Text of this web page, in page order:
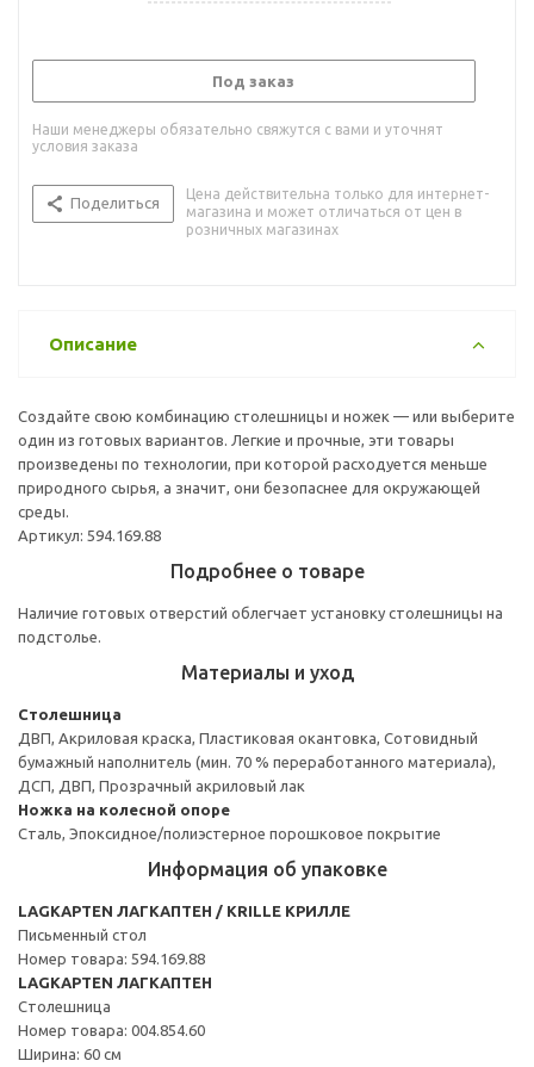
Под заказ
Наши менеджеры обязательно свяжутся с вами и уточнят
условия заказа
Поделиться
Цена действительна только для интернет-
магазина и может отличаться от цен в
розничных магазинах
Описание
Создайте свою комбинацию столешницы и ножек — или выберите
один из готовых вариантов. Легкие и прочные, эти товары
произведены по технологии, при которой расходуется меньше
природного сырья, а значит, они безопаснее для окружающей
среды.
Артикул: 594.169.88
Подробнее о товаре
Наличие готовых отверстий облегчает установку столешницы на
подстолье.
Материалы и уход
Столешница
ДВП, Акриловая краска, Пластиковая окантовка, Сотовидный
бумажный наполнитель (мин. 70 % переработанного материала),
ДСП, ДВП, Прозрачный акриловый лак
Ножка на колесной опоре
Сталь, Эпоксидное/полиэстерное порошковое покрытие
Информация об упаковке
LAGKAPTEN ЛАГКАПТЕН / KRILLE КРИЛЛЕ
Письменный стол
Номер товара: 594.169.88
LAGKAPTEN ЛАГКАПТЕН
Столешница
Номер товара: 004.854.60
Ширина: 60 см